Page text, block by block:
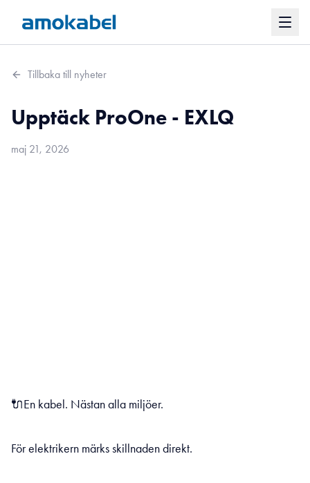
Tillbaka till nyheter
Upptäck ProOne - EXLQ
maj 21, 2026
🔌En kabel. Nästan alla miljöer.
För elektrikern märks skillnaden direkt.